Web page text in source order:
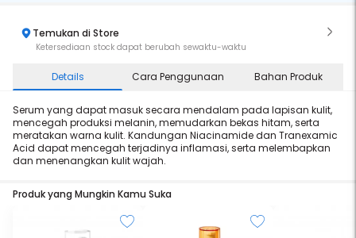
Temukan di Store
Ketersediaan stock dapat berubah sewaktu-waktu
Details Cara Penggunaan Bahan Produk
Serum yang dapat masuk secara mendalam pada lapisan kulit,
mencegah produksi melanin, memudarkan bekas hitam, serta
meratakan warna kulit. Kandungan Niacinamide dan Tranexamic
Acid dapat mencegah terjadinya inflamasi, serta melembapkan
dan menenangkan kulit wajah.
Produk yang Mungkin Kamu Suka